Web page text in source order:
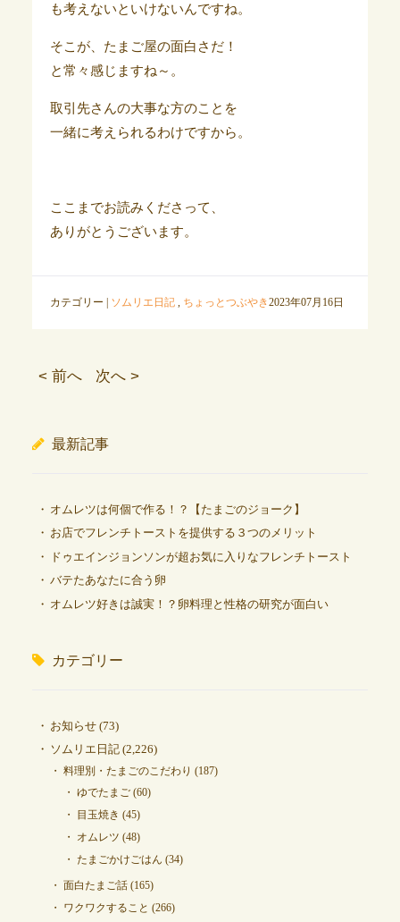
も考えないといけないんですね。
そこが、たまご屋の面白さだ！
と常々感じますね～。
取引先さんの大事な方のことを
一緒に考えられるわけですから。
ここまでお読みくださって、
ありがとうございます。
カテゴリー | ソムリエ日記, ちょっとつぶやき2023年07月16日
< 前へ 次へ >
最新記事
オムレツは何個で作る！？【たまごのジョーク】
お店でフレンチトーストを提供する３つのメリット
ドゥエインジョンソンが超お気に入りなフレンチトースト
バテたあなたに合う卵
オムレツ好きは誠実！？卵料理と性格の研究が面白い
カテゴリー
お知らせ(73)
ソムリエ日記(2,226)
料理別・たまごのこだわり (187)
ゆでたまご(60)
目玉焼き (45)
オムレツ (48)
たまごかけごはん (34)
面白たまご話(165)
ワクワクすること (266)